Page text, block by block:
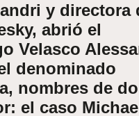
y directora
abrió el
Velasco
denominado
nombres de
el caso